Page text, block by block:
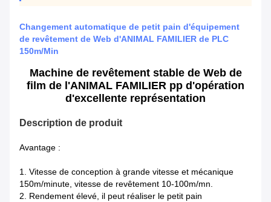
Changement automatique de petit pain d'équipement
de revêtement de Web d'ANIMAL FAMILIER de PLC
150m/Min
Machine de revêtement stable de Web de
film de l'ANIMAL FAMILIER pp d'opération
d'excellente représentation
Description de produit
Avantage :
1. Vitesse de conception à grande vitesse et mécanique
150m/minute, vitesse de revêtement 10-100m/mn.
2. Rendement élevé, il peut réaliser le petit pain